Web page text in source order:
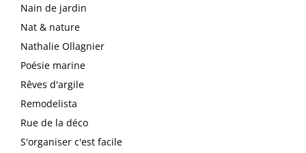
Nain de jardin
Nat & nature
Nathalie Ollagnier
Poésie marine
Rêves d'argile
Remodelista
Rue de la déco
S'organiser c'est facile